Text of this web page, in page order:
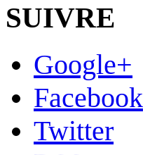
SUIVRE
Google+
Facebook
Twitter